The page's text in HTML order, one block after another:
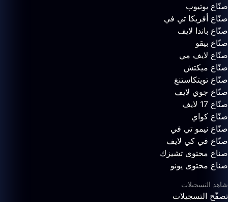
صنّاع يوتيوب
صنّاع أفريكا تي في
صنّاع باندا لايف
صنّاع بيقو
صنّاع لايف مي
صنّاع ميكتش
صنّاع تويتكاستنغ
صنّاع جوي لايف
صنّاع 17 لايف
صنّاع كواي
صنّاع نيمو تي في
صنّاع في كي لايف
صناع محتوى تشيزك
صناع محتوى يونو
شاهد التسجيلات
تصفّح التسجيلات